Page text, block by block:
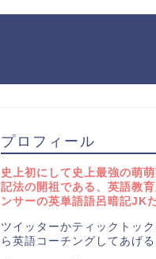
プロフィール
史上初にして史上最強の萌
記法の開祖である、英語教
ンサーの英単語語呂暗記JK
ツイッターかティックトッ
ら英語コーチングしてあげる